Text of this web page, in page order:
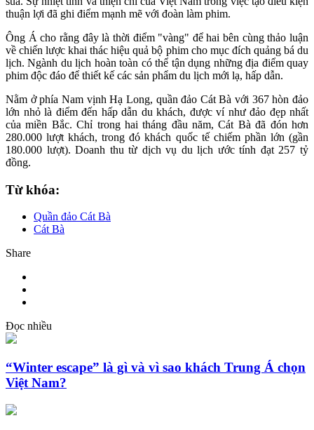
thuận lợi đã ghi điểm mạnh mẽ với đoàn làm phim.
Ông Á cho rằng đây là thời điểm "vàng" để hai bên cùng thảo luận
về chiến lược khai thác hiệu quả bộ phim cho mục đích quảng bá du
lịch. Ngành du lịch hoàn toàn có thể tận dụng những địa điểm quay
phim độc đáo để thiết kế các sản phẩm du lịch mới lạ, hấp dẫn.
Nằm ở phía Nam vịnh Hạ Long, quần đảo Cát Bà với 367 hòn đảo
lớn nhỏ là điểm đến hấp dẫn du khách, được ví như đảo đẹp nhất
của miền Bắc. Chỉ trong hai tháng đầu năm, Cát Bà đã đón hơn
280.000 lượt khách, trong đó khách quốc tế chiếm phần lớn (gần
180.000 lượt). Doanh thu từ dịch vụ du lịch ước tính đạt 257 tỷ
đồng.
Từ khóa:
Quần đảo Cát Bà
Cát Bà
Share
Đọc nhiều
“Winter escape” là gì và vì sao khách Trung Á chọn
Việt Nam?